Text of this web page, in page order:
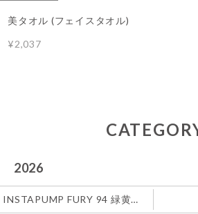
美タオル (フェイスタオル)
¥2,037
2026